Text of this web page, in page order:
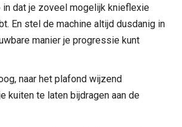
in dat je zoveel mogelijk knieflexie
En stel de machine altijd dusdanig in
manier je progressie kunt
naar het plafond wijzend
kuiten te laten bijdragen aan de